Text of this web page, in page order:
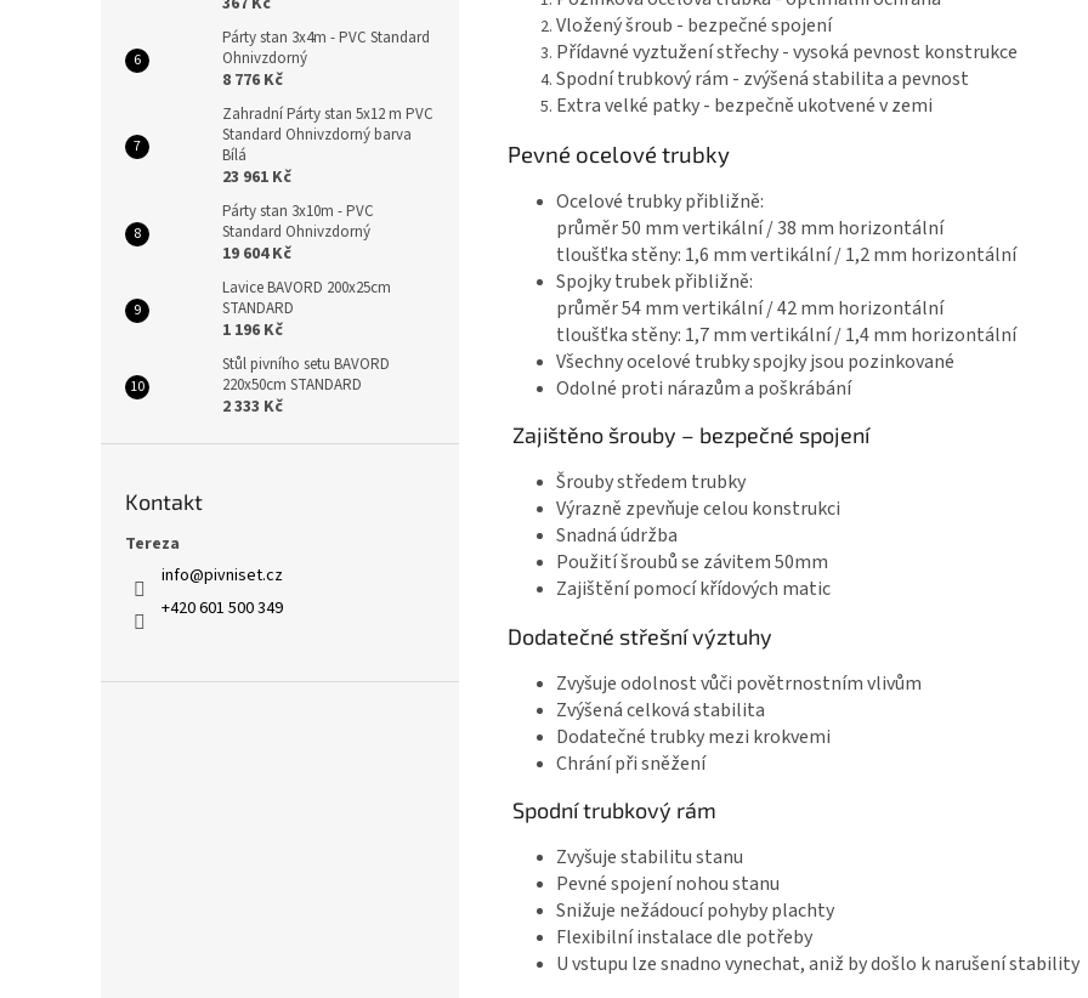
Párty stan 3x4m - PVC Standard
Ohnivzdorný
8 776 Kč
Zahradní Párty stan 5x12 m PVC
Standard Ohnivzdorný barva
Bílá
23 961 Kč
Párty stan 3x10m - PVC
Standard Ohnivzdorný
19 604 Kč
Lavice BAVORD 200x25cm
STANDARD
1 196 Kč
Stůl pivního setu BAVORD
220x50cm STANDARD
2 333 Kč
Kontakt
Tereza
info@pivniset.cz
+420 601 500 349
Vložený šroub - bezpečné spojení
Přídavné vyztužení střechy - vysoká pevnost konstrukce
Spodní trubkový rám - zvýšená stabilita a pevnost
Extra velké patky - bezpečně ukotvené v zemi
Pevné ocelové trubky
Ocelové trubky přibližně:
průměr 50 mm vertikální / 38 mm horizontální
tloušťka stěny: 1,6 mm vertikální / 1,2 mm horizontální
Spojky trubek přibližně:
průměr 54 mm vertikální / 42 mm horizontální
tloušťka stěny: 1,7 mm vertikální / 1,4 mm horizontální
Všechny ocelové trubky spojky jsou pozinkované
Odolné proti nárazům a poškrábání
Zajištěno šrouby – bezpečné spojení
Šrouby středem trubky
Výrazně zpevňuje celou konstrukci
Snadná údržba
Použití šroubů se závitem 50mm
Zajištění pomocí křídových matic
Dodatečné střešní výztuhy
Zvyšuje odolnost vůči povětrnostním vlivům
Zvýšená celková stabilita
Dodatečné trubky mezi krokvemi
Chrání při sněžení
Spodní trubkový rám
Zvyšuje stabilitu stanu
Pevné spojení nohou stanu
Snižuje nežádoucí pohyby plachty
Flexibilní instalace dle potřeby
U vstupu lze snadno vynechat, aniž by došlo k narušení stability